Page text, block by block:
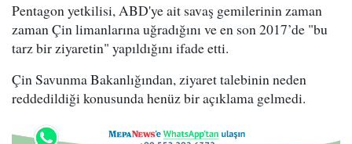
Pentagon yetkilisi, ABD'ye ait savaş gemilerinin zaman
zaman Çin limanlarına uğradığını ve en son 2017’de "bu
tarz bir ziyaretin" yapıldığını ifade etti.
Çin Savunma Bakanlığından, ziyaret talebinin neden
reddedildiği konusunda henüz bir açıklama gelmedi.